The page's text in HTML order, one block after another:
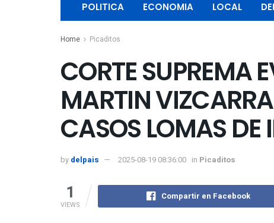
POLITICA ECONOMIA LOCAL
Home Picaditos
CORTE SUPREMA
MARTIN
CASOS LOMAS DE
by delpais 2025-08-19 08:36:00 in Picaditos
1
VIEWS
Compartir en Facebook